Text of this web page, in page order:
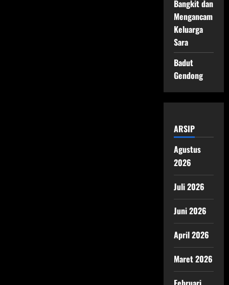
Bangkit dan
Mengancam
Keluarga
Sara
Badut
Gendong
ARSIP
Agustus
2026
Juli 2026
Juni 2026
April 2026
Maret 2026